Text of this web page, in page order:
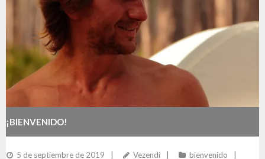
¡BIENVENIDO!
5 de septiembre de 2019 Vezendi
bienvenido